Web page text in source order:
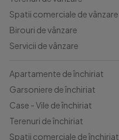
Spatii comerciale de vânzare
Birouri de vânzare
Servicii de vânzare
Apartamente de închiriat
Garsoniere de închiriat
Case - Vile de închiriat
Terenuri de închiriat
Spatii comerciale de închiriat